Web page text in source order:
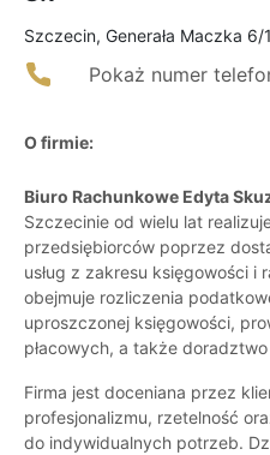
Szczecin, Generała Maczka 6/
Pokaż numer
O firmie:
Biuro Rachunkowe Edyta
Szczecinie od wielu lat
przedsiębiorców poprzez
usług z zakresu księgowości i
obejmuje rozliczenia
uproszczonej księgowości,
płacowych, a także
Firma jest doceniana przez
profesjonalizmu, rzetelność
do indywidualnych potrzeb.